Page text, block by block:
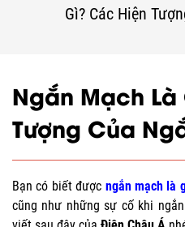
Gì? Các Hiện
Ngắn Mạch
Tượng Của
Bạn có biết được ngắn mạch là
cũng như những sự cố khi